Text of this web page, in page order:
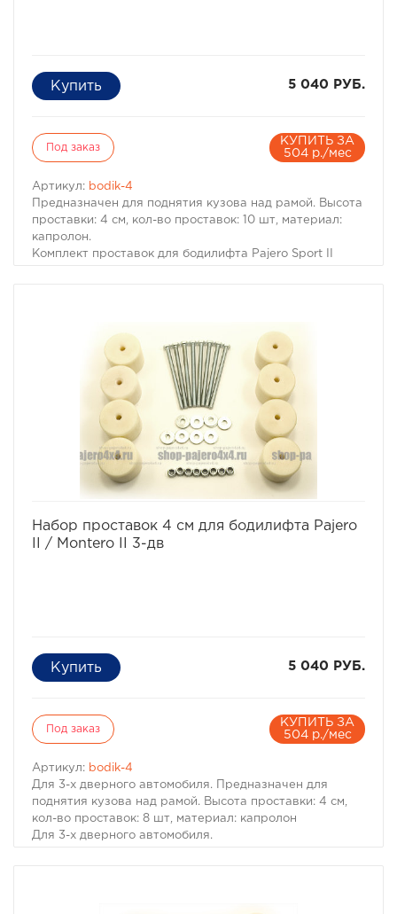
5 040 РУБ.
Под заказ
КУПИТЬ ЗА
504 р./мес
Артикул: bodik-4
Предназначен для поднятия кузова над рамой. Высота
проставки: 4 см, кол-во проставок: 10 шт, материал:
капролон.
Комплект проставок для бодилифта Pajero Sport II
В комплект проставок для бодилифта Pajero Sport II
входят сами проставки, а также болты, гайки и шайбы
для крепления.
Характеристики Комплекта проставок для бодилифта
Pajero Sport II.
· Высота проставки: 4 см
· Кол-во проставок: 10 шт
· Материал: капролон
Набор проставок 4 см для бодилифта Pajero
II / Montero II 3-дв
5 040 РУБ.
Под заказ
КУПИТЬ ЗА
504 р./мес
Артикул: bodik-4
Для 3-х дверного автомобиля. Предназначен для
поднятия кузова над рамой. Высота проставки: 4 см,
кол-во проставок: 8 шт, материал: капролон
Для 3-х дверного автомобиля.